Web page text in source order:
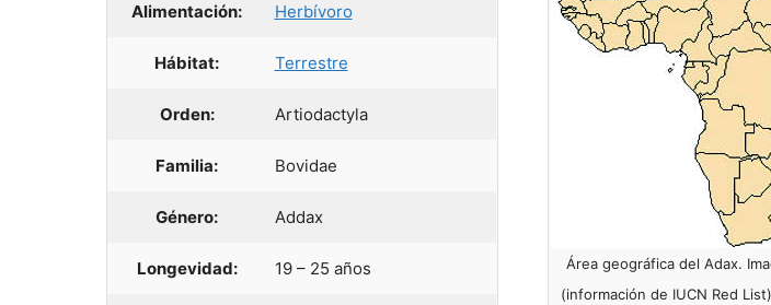
Alimentación: Herbívoro
Hábitat: Terrestre
Orden: Artiodactyla
Familia: Bovidae
Género: Addax
Longevidad: 19 – 25 años
Área geográfica del Adax.
(información de IUCN Red